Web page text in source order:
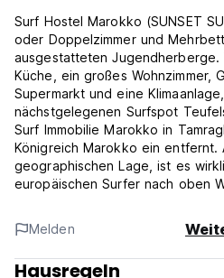
Surf Hostel Marokko (SUNSET
oder Doppelzimmer und
ausgestatteten Jugendherberge.
Küche, ein großes Wohnzimmer,
Supermarkt und eine
nächstgelegenen Surfspot
Surf Immobilie Marokko in
Königreich Marokko ein entfernt.
geographischen Lage, ist es
europäischen Surfer nach oben
Ozeans zu genießen. Es dauert
International Airport, der nur
Stunden) von den meisten
zu fahren.
Melden
Hausregeln